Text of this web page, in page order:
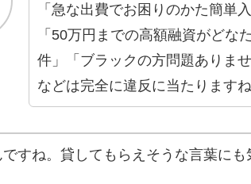
「急な出費でお困りのかた簡単
「50万円までの高額融資がどな
件」「ブラックの方問題ありませ
などは完全に違反に当たりますね
すね。貸してもらえそうな言葉に